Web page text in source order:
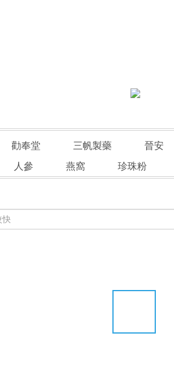
勸奉堂 三帆製藥 晉安
人參
燕窩 珍珠粉